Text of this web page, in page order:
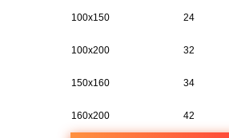
100х150 24
100х200 32
150х160 34
160х200 42